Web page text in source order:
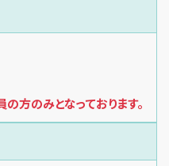
方のみとなっております。